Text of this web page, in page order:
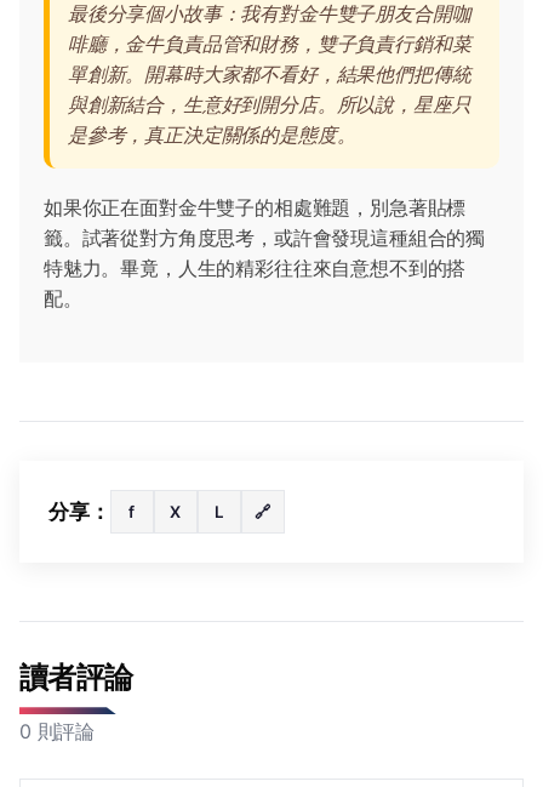
最後分享個小故事：我有對金牛雙子朋友合開咖
啡廳，金牛負責品管和財務，雙子負責行銷和菜
單創新。開幕時大家都不看好，結果他們把傳統
與創新結合，生意好到開分店。所以說，星座只
是參考，真正決定關係的是態度。
如果你正在面對金牛雙子的相處難題，別急著貼標
籤。試著從對方角度思考，或許會發現這種組合的獨
特魅力。畢竟，人生的精彩往往來自意想不到的搭
配。
分享： f X L 🔗
讀者評論
0 則評論